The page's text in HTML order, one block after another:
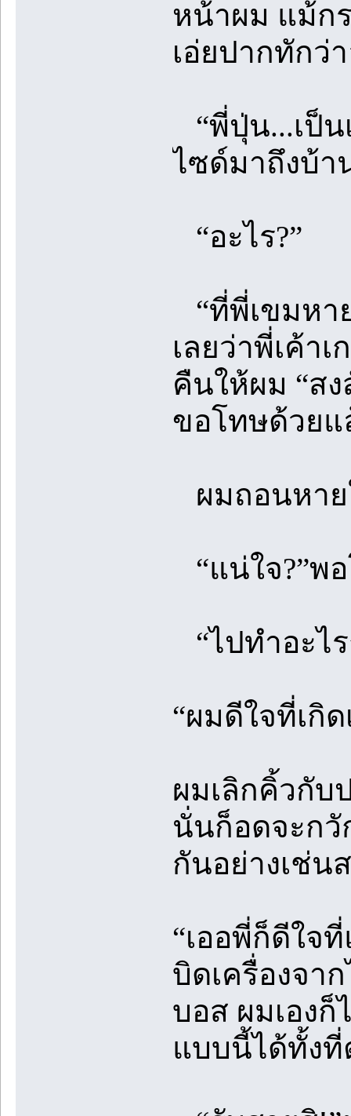
หน้าผม แม้ก
เอ่ยปากทักว่
“พี่ปุ่น...เป็
ไซด์มาถึงบ้า
“อะไร?”
“ที่พี่เขมหา
เลยว่าพี่เค้า
คืนให้ผม “ส
ขอโทษด้วยแ
ผมถอนหาย
“แน่ใจ?”พ
“ไปทำอะไ
“ผมดีใจที่เกิ
ผมเลิกคิ้วกับ
นั่นก็อดจะกวั
กันอย่างเช่น
“เออพี่ก็ดีใจ
บิดเครื่องจา
บอส ผมเองก็
แบบนี้ได้ทั้ง